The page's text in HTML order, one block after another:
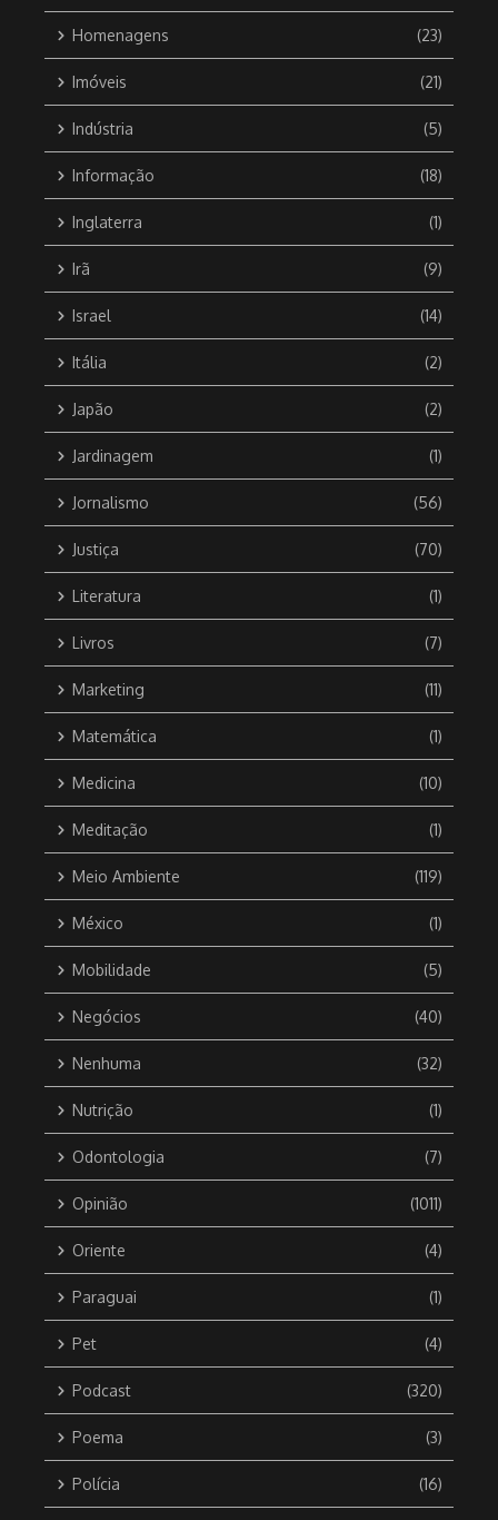
Homenagens (23)
Imóveis (21)
Indústria (5)
Informação (18)
Inglaterra (1)
Irã (9)
Israel (14)
Itália (2)
Japão (2)
Jardinagem (1)
Jornalismo (56)
Justiça (70)
Literatura (1)
Livros (7)
Marketing (11)
Matemática (1)
Medicina (10)
Meditação (1)
Meio Ambiente (119)
México (1)
Mobilidade (5)
Negócios (40)
Nenhuma (32)
Nutrição (1)
Odontologia (7)
Opinião (1011)
Oriente (4)
Paraguai (1)
Pet (4)
Podcast (320)
Poema (3)
Polícia (16)